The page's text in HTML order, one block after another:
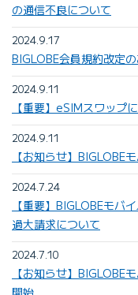
の通信不良について
2024.9.17
BIGLOBE会員規約改定
2024.9.11
【重要】eSIMスワップ
2024.9.11
【お知らせ】BIGLOBE
2024.7.24
【重要】BIGLOBEモバ
過大請求について
2024.7.10
【お知らせ】BIGLOBE
開始